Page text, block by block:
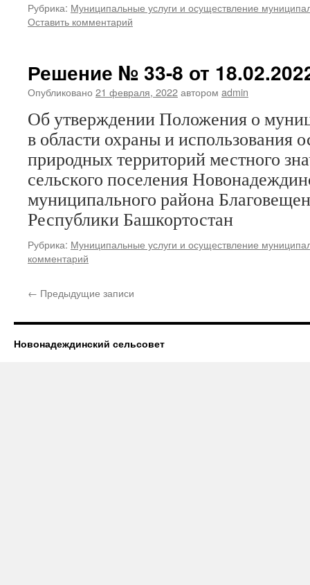
Рубрика: Муниципальные услуги и осуществление
Оставить комментарий
Решение № 33-8 от
Опубликовано 21 февраля, 2022автором admin
Об утверждении Положения о
в области охраны и использования
природных территорий местного
сельского поселения
муниципального района
Республики Башкортостан
Рубрика: Муниципальные услуги и осуществление
комментарий
← Предыдущие записи
Новонадеждинский сельсовет